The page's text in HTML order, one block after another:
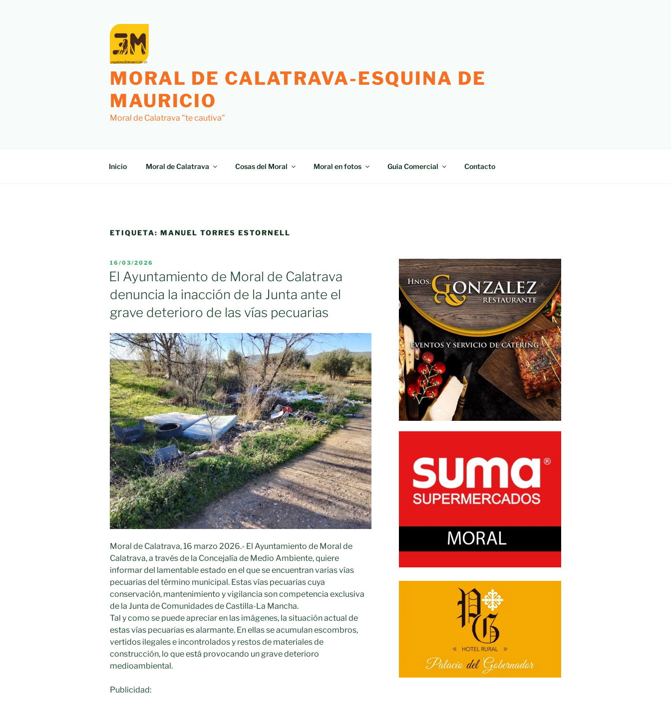
MORAL DE CALATRAVA-ESQUINA DE
MAURICIO
Moral de Calatrava "te cautiva"
Inicio Moral de Calatrava Cosas del Moral Moral en fotos Guía Comercial Contacto
ETIQUETA: MANUEL TORRES ESTORNELL
PUBLICADO
EL
16/03/2026
El Ayuntamiento de Moral de Calatrava
denuncia la inacción de la Junta ante el
grave deterioro de las vías pecuarias
Moral de Calatrava, 16 marzo 2026.- El Ayuntamiento de Moral de
Calatrava, a través de la Concejalía de Medio Ambiente, quiere
informar del lamentable estado en el que se encuentran varias vías
pecuarias del término municipal. Estas vías pecuarias cuya
conservación, mantenimiento y vigilancia son competencia exclusiva
de la Junta de Comunidades de Castilla-La Mancha.
Tal y como se puede apreciar en las imágenes, la situación actual de
estas vías pecuarias es alarmante. En ellas se acumulan escombros,
vertidos ilegales e incontrolados y restos de materiales de
construcción, lo que está provocando un grave deterioro
medioambiental.
Publicidad: